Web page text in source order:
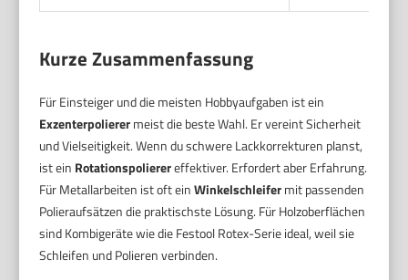
Kurze Zusammenfassung
Für Einsteiger und die meisten Hobbyaufgaben ist ein
Exzenterpolierermeist die beste Wahl. Er vereint Sicherheit
und Vielseitigkeit. Wenn du schwere Lackkorrekturen planst,
ist ein Rotationspolierereffektiver. Erfordert aber Erfahrung.
Für Metallarbeiten ist oft einWinkelschleifermit passenden
Polieraufsätzen die praktischste Lösung. Für Holzoberflächen
sind Kombigeräte wie die Festool Rotex-Serie ideal, weil sie
Schleifen und Polieren verbinden.